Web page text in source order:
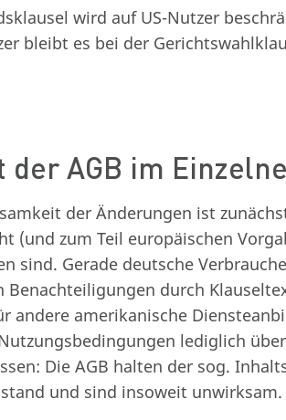
wird auf US-Nutzer
bleibt es bei der
AGB im
der Änderungen ist
(und zum Teil europäischen
sind. Gerade deutsche
Benachteiligungen durch
andere amerikanische
lediglich
Die AGB halten der sog.
und sind insoweit unwirksam.